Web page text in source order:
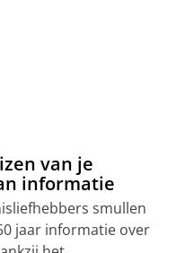
van je
informatie
smullen
jaar informatie over